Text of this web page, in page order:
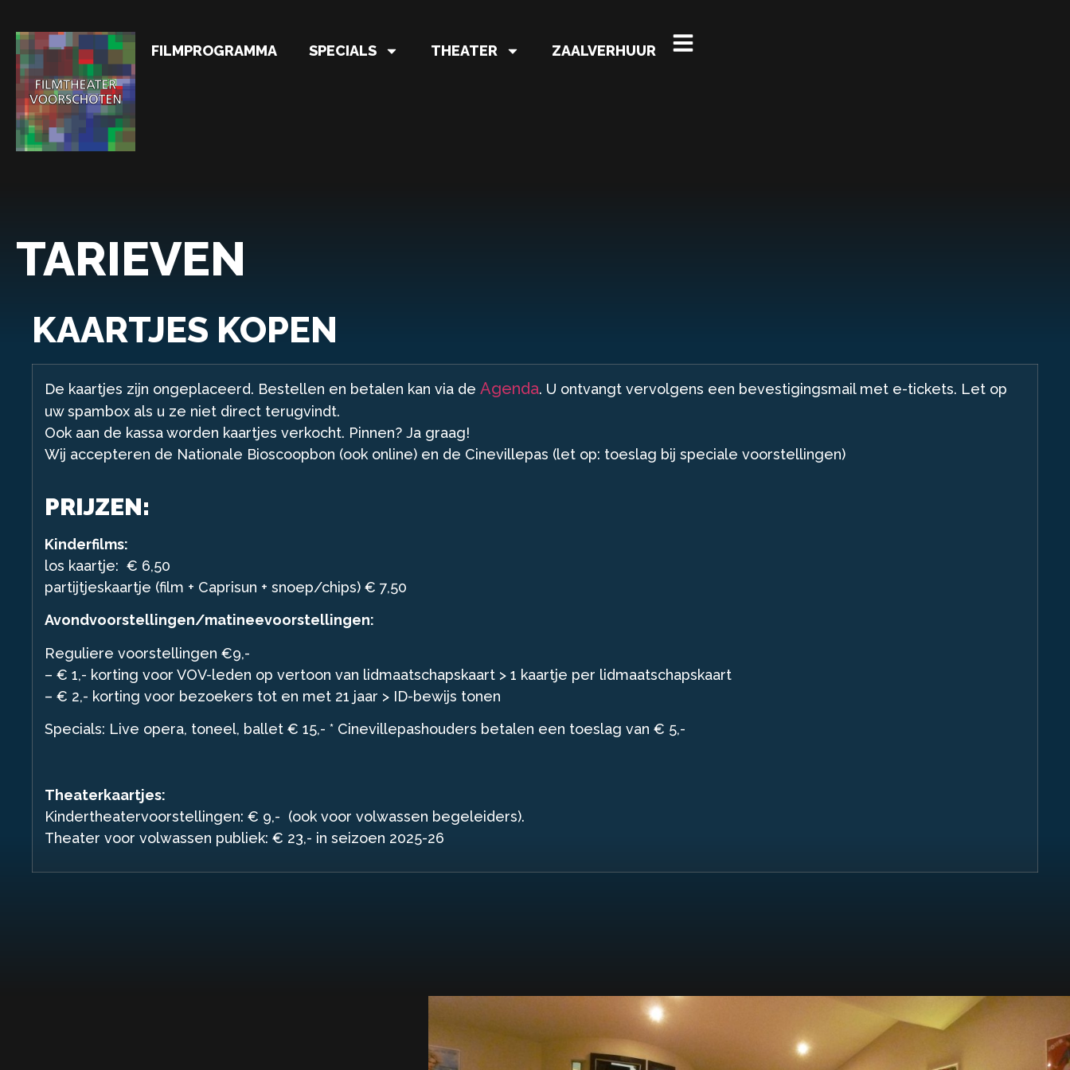
FILMPROGRAMMA SPECIALS THEATER ZAALVERHUUR
TARIEVEN
KAARTJES KOPEN
De kaartjes zijn ongeplaceerd. Bestellen en betalen kan via de Agenda. U ontvangt vervolgens een bevestigingsmail met e-tickets. Let op
uw spambox als u ze niet direct terugvindt.
Ook aan de kassa worden kaartjes verkocht. Pinnen? Ja graag!
Wij accepteren de Nationale Bioscoopbon (ook online) en de Cinevillepas (let op: toeslag bij speciale voorstellingen)
PRIJZEN:
Kinderfilms:
los kaartje: € 6,50
partijtjeskaartje (film + Caprisun + snoep/chips) € 7,50
Avondvoorstellingen/matineevoorstellingen:
Reguliere voorstellingen €9,-
– € 1,- korting voor VOV-leden op vertoon van lidmaatschapskaart > 1 kaartje per lidmaatschapskaart
– € 2,- korting voor bezoekers tot en met 21 jaar > ID-bewijs tonen
Specials: Live opera, toneel, ballet € 15,- * Cinevillepashouders betalen een toeslag van € 5,-
Theaterkaartjes:
Kindertheatervoorstellingen: € 9,- (ook voor volwassen begeleiders).
Theater voor volwassen publiek: € 23,- in seizoen 2025-26